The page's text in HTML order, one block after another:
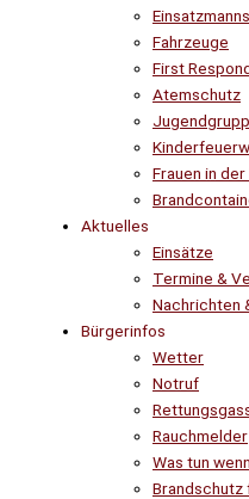
Fahrzeuge
First
Atemschutz
Frauen in
Aktuelles
Einsätze
Termine &
Nachrichten
Bürgerinfos
Wetter
Notruf
Rauchmelder
Was tun
Brandschutz